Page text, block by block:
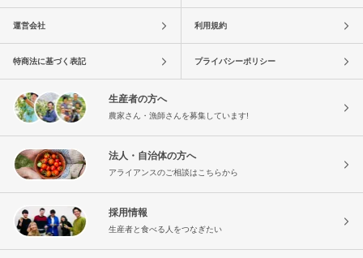
運営会社 利用規約
特商法に基づく表記 プライバシーポリシー
生産者の方へ
農家さん・漁師さんを募集しています!
法人・自治体の方へ
アライアンスのご相談はこちらから
採用情報
生産者と食べる人をつなぎたい